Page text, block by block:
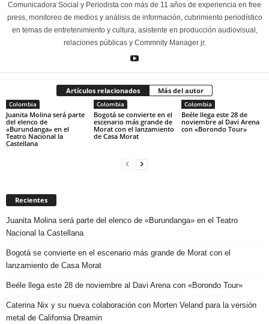
Comunicadora Social y Periodista con más de 11 años de experiencia en free
press, monitoreo de medios y análisis de información, cubrimiento periodístico
en temas de entretenimiento y cultura, asistente en producción audiovisual,
relaciones públicas y Commnity Manager jr.
Artículos relacionados Más del autor
Colombia
Juanita Molina será parte
del elenco de
«Burundanga» en el
Teatro Nacional la
Castellana
Colombia
Bogotá se convierte en el
escenario más grande de
Morat con el lanzamiento
de Casa Morat
Colombia
Beéle llega este 28 de
noviembre al Davi Arena
con «Borondo Tour»
Recientes
Juanita Molina será parte del elenco de «Burundanga» en el Teatro
Nacional la Castellana
Bogotá se convierte en el escenario más grande de Morat con el
lanzamiento de Casa Morat
Beéle llega este 28 de noviembre al Davi Arena con «Borondo Tour»
Caterina Nix y su nueva colaboración con Morten Veland para la versión
metal de California Dreamin